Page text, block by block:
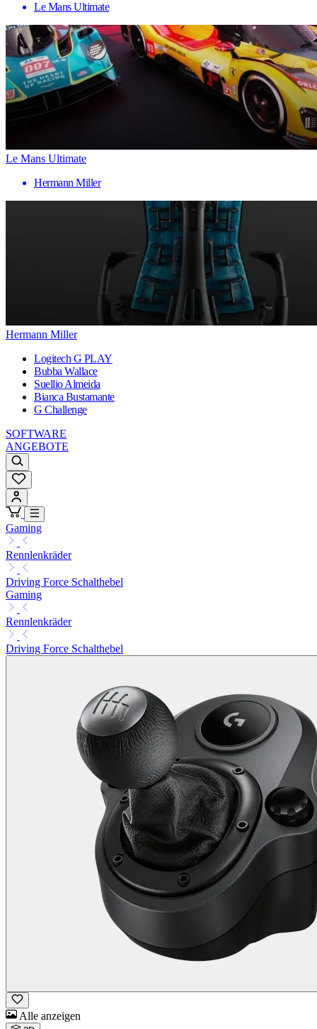
Le Mans Ultimate
Le Mans Ultimate
Hermann Miller
Hermann Miller
Logitech G PLAY
Bubba Wallace
Suellio Almeida
Bianca Bustamante
G Challenge
SOFTWARE
ANGEBOTE
Gaming
Rennlenkräder
Driving Force Schalthebel
Gaming
Rennlenkräder
Driving Force Schalthebel
Alle anzeigen